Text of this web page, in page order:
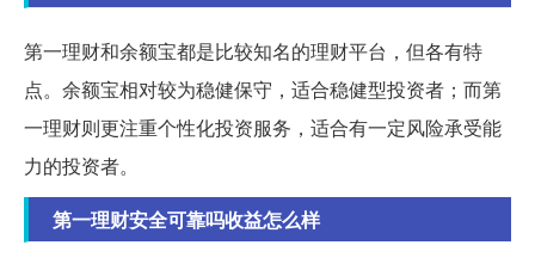
第一理财和余额宝都是比较知名的理财平台，但各有特
点。余额宝相对较为稳健保守，适合稳健型投资者；而第
一理财则更注重个性化投资服务，适合有一定风险承受能
力的投资者。
第一理财安全可靠吗收益怎么样